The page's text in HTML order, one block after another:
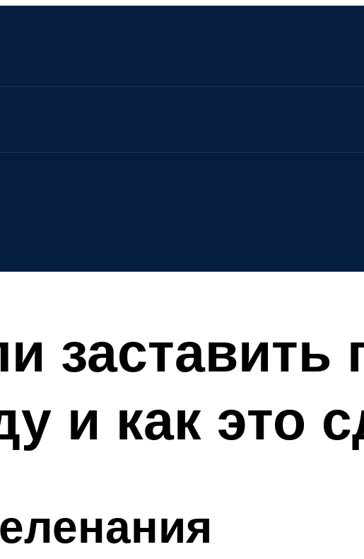
заставить
и как это